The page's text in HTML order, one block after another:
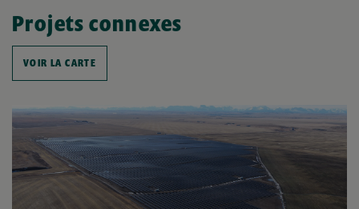
Projets connexes
VOIR LA CARTE